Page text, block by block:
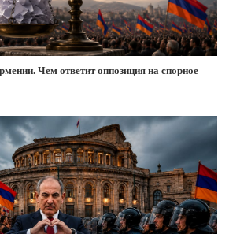
Чем ответит оппозиция на спорное